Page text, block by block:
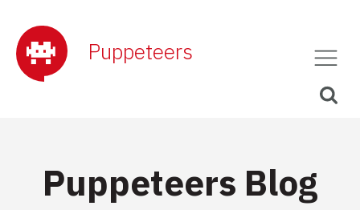
Puppeteers
Puppeteers Blog